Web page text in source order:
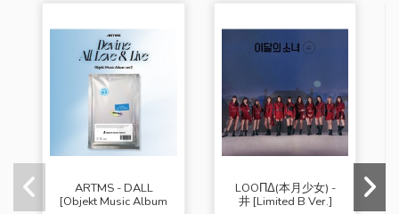
ARTMS - DALL
[Objekt Music Album
LOOΠΔ(本月少女) -
井 [Limited B Ver.]